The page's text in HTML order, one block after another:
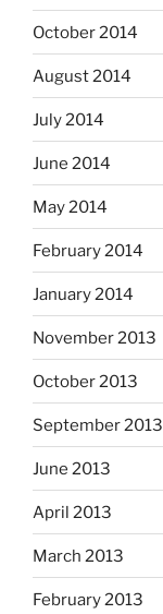
October 2014
August 2014
July 2014
June 2014
May 2014
February 2014
January 2014
November 2013
October 2013
September 2013
June 2013
April 2013
March 2013
February 2013